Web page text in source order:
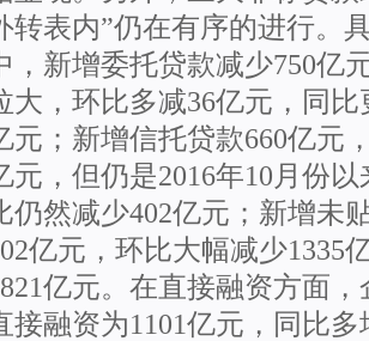
转表内”仍在有序的进行。
，新增委托贷款减少750亿
大，环比多减36亿元，同比
元；新增信托贷款660亿元
元，但仍是2016年10月份
仍然减少402亿元；新增未
亿元，环比大幅减少1335
亿元。在直接融资方面
接融资为1101亿元，同比多